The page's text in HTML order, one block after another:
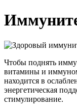
Чтобы поднять
витамины и
находится в
энергетическая
стимулирование.